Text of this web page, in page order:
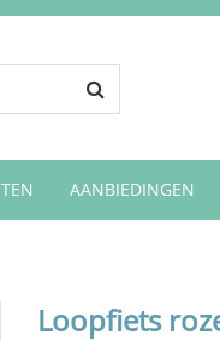
AANBIEDINGEN
Loopfiets